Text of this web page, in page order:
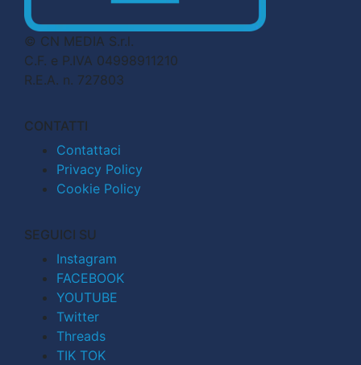
© CN MEDIA S.r.l.
C.F. e P.IVA 04998911210
R.E.A. n. 727803
CONTATTI
Contattaci
Privacy Policy
Cookie Policy
SEGUICI SU
Instagram
FACEBOOK
YOUTUBE
Twitter
Threads
TIK TOK